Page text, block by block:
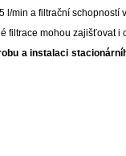
l/min a filtrační schopností
filtrace mohou zajišťovat
a instalaci